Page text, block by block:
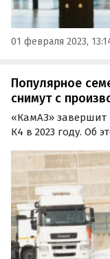
01 февраля 2023,
Популярное
снимут с
«КамАЗ» завершит
К4 в 2023 году. Об
«К4 закончит свою